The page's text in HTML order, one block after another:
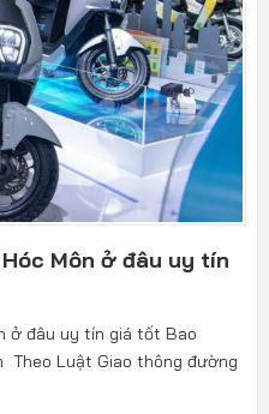
Môn ở đâu uy tín
ở đâu uy tín giá tốt Bao
Theo Luật Giao thông đường